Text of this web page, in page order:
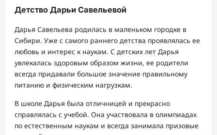
Детство Дарьи Савельевой
Дарья Савельева родилась в маленьком городке в
Сибири. Уже с самого раннего детства проявлялась ее
любовь и интерес к наукам. С детских лет Дарья
увлекалась здоровым образом жизни, ее родители
всегда придавали большое значение правильному
питанию и физическим нагрузкам.
В школе Дарья была отличницей и прекрасно
справлялась с учебой. Она участвовала в олимпиадах
по естественным наукам и всегда занимала призовые